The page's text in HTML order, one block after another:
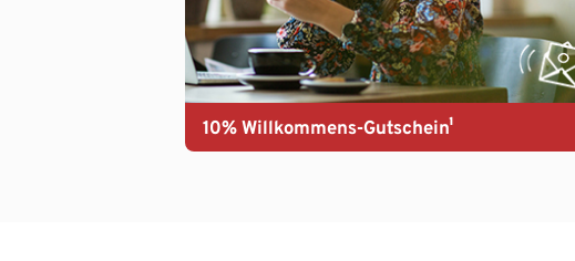
10% Willkommens-Gutschein¹